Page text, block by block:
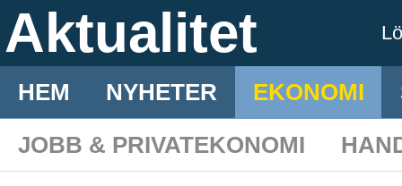
Aktualitet
HEM NYHETER EKONOMI
JOBB & PRIVATEKONOMI